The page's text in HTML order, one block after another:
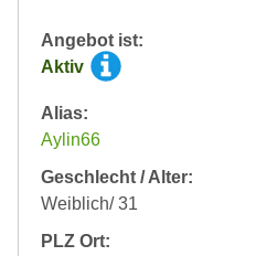
Angebot ist:
Aktiv
Alias:
Aylin66
Geschlecht / Alter:
Weiblich/ 31
PLZ Ort: